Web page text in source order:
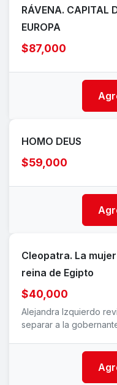
RÁVENA. CAPITAL
EUROPA
$87,000
HOMO DEUS
$59,000
Cleopatra. La
reina de Egipto
$40,000
Alejandra Izquierdo
separar a la